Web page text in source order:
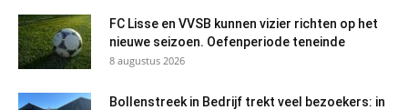
FC Lisse en VVSB kunnen vizier richten op het
nieuwe seizoen. Oefenperiode teneinde
8 augustus 2026
Bollenstreek in Bedrijf trekt veel bezoekers: in